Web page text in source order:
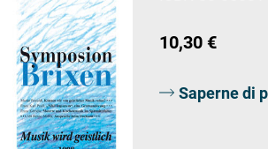
10,30 €
Saperne di